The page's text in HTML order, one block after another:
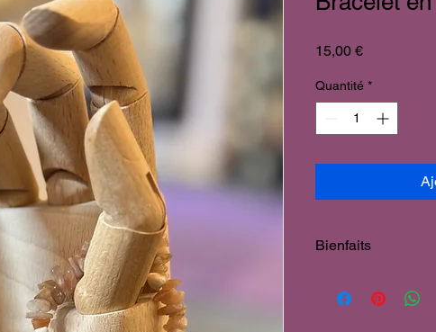
15,00 €Prix
Quantité *
Bienfaits